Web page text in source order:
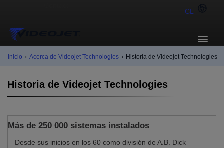
CL
Inicio › Acerca de Videojet Technologies › Historia de Videojet Technologies
Historia de Videojet Technologies
Más de 250 000 sistemas instalados
Desde sus inicios en los 60 como división de A.B. Dick